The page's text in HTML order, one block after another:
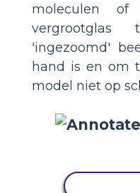
moleculen of
'ingezoomd'
hand is en om
model niet op